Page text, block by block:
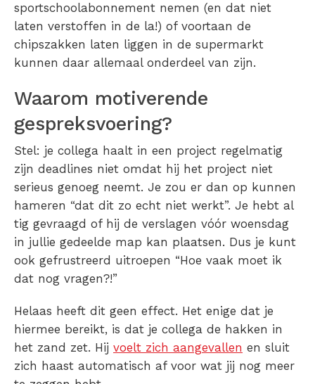
sportschoolabonnement nemen (en dat niet
laten verstoffen in de la!) of voortaan de
chipszakken laten liggen in de supermarkt
kunnen daar allemaal onderdeel van zijn.
Waarom motiverende
gespreksvoering?
Stel: je collega haalt in een project regelmatig
zijn deadlines niet omdat hij het project niet
serieus genoeg neemt. Je zou er dan op kunnen
hameren “dat dit zo echt niet werkt”. Je hebt al
tig gevraagd of hij de verslagen vóór woensdag
in jullie gedeelde map kan plaatsen. Dus je kunt
ook gefrustreerd uitroepen “Hoe vaak moet ik
dat nog vragen?!”
Helaas heeft dit geen effect. Het enige dat je
hiermee bereikt, is dat je collega de hakken in
het zand zet. Hij voelt zich aangevallen en sluit
zich haast automatisch af voor wat jij nog meer